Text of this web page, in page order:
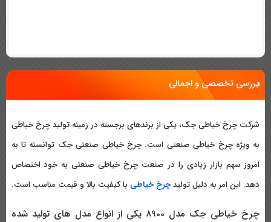
بررسی تخصصی و اجمالی
شرکت چرخ خیاطی جک، یکی از برندهای برجسته در زمینه تولید چرخ خیاطی
به ویژه چرخ خیاطی صنعتی است. چرخ خیاطی صنعتی جک توانسته تا به
امروز سهم بازار زیادی را در صنعت چرخ خیاطی صنعتی به خود اختصاص
دهد. این امر به دلیل تولیدچرخ خیاطی با کیفیت بالا و قیمت مناسب است.
چرخ خیاطی جک مدل 8900 یکی از انواع مدل های تولید شده